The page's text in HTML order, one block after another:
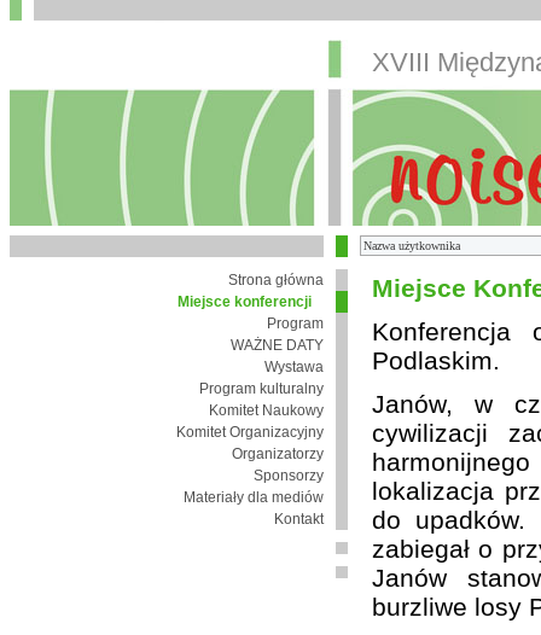
XVIII
Strona główna
Miejsce konferencji
Program
WAŻNE DATY
Wystawa
Program kulturalny
Komitet Naukowy
Komitet Organizacyjny
Organizatorzy
Sponsorzy
Materiały dla mediów
Kontakt
Miejsce
Podlaskim.
Janów, w
cywilizacji
lokalizacja
do upadków.
zabiegał o
Janów
burzliwe losy